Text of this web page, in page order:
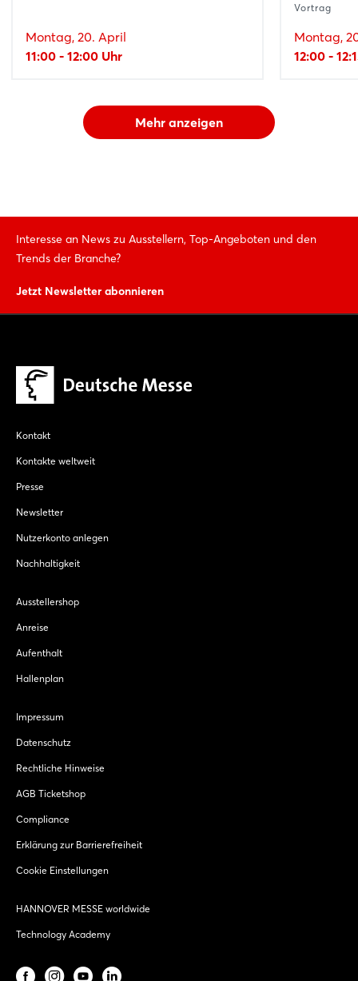
Montag, 20. April
11:00 - 12:00 Uhr
Vortrag
Montag,
12:00 -
Mehr anzeigen
Interesse an News zu Ausstellern, Top-Angeboten und den
Trends der Branche?
Jetzt Newsletter abonnieren
Kontakt
Kontakte weltweit
Presse
Newsletter
Nutzerkonto anlegen
Nachhaltigkeit
Ausstellershop
Anreise
Aufenthalt
Hallenplan
Impressum
Datenschutz
Rechtliche Hinweise
AGB Ticketshop
Compliance
Erklärung zur Barrierefreiheit
Cookie Einstellungen
HANNOVER MESSE worldwide
Technology Academy